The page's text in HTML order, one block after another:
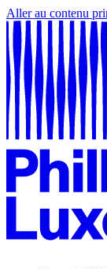
Aller au contenu